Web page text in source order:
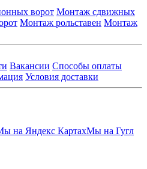
ворот Монтаж сдвижных
Монтаж рольставен Монтаж
Вакансии Способы оплаты
Условия доставки
на Яндекс КартахМы на Гугл